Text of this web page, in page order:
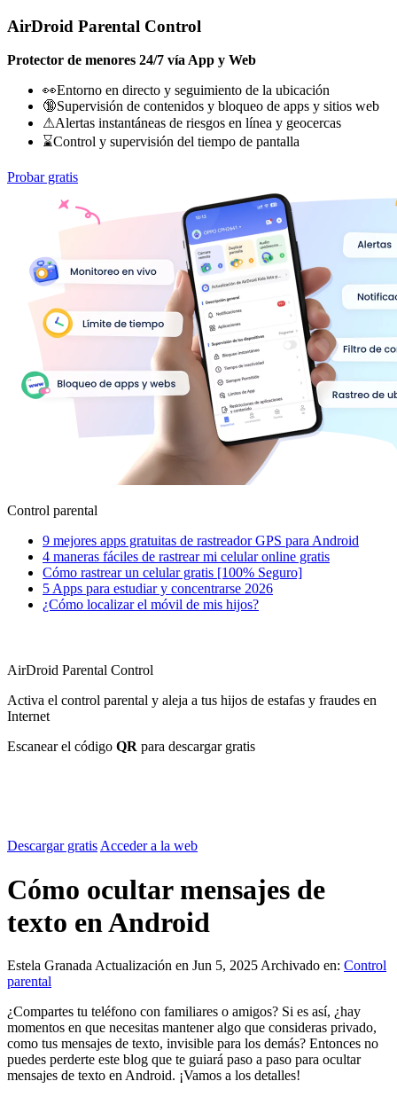
AirDroid Parental Control
Protector de menores 24/7 vía App y Web
👀Entorno en directo y seguimiento de la ubicación
🔞Supervisión de contenidos y bloqueo de apps y sitios web
⚠Alertas instantáneas de riesgos en línea y geocercas
⌛Control y supervisión del tiempo de pantalla
Probar gratis
Control parental
9 mejores apps gratuitas de rastreador GPS para Android
4 maneras fáciles de rastrear mi celular online gratis
Cómo rastrear un celular gratis [100% Seguro]
5 Apps para estudiar y concentrarse 2026
¿Cómo localizar el móvil de mis hijos?
AirDroid Parental Control
Activa el control parental y aleja a tus hijos de estafas y fraudes en
Internet
Escanear el código QR para descargar gratis
Descargar gratisAcceder a la web
Cómo ocultar mensajes de
texto en Android
Estela Granada Actualización en Jun 5, 2025 Archivado en: Control
parental
¿Compartes tu teléfono con familiares o amigos? Si es así, ¿hay
momentos en que necesitas mantener algo que consideras privado,
como tus mensajes de texto, invisible para los demás? Entonces no
puedes perderte este blog que te guiará paso a paso para ocultar
mensajes de texto en Android. ¡Vamos a los detalles!